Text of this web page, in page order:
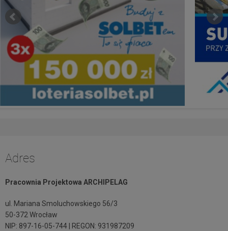
Adres
Pracownia Projektowa ARCHIPELAG
ul. Mariana Smoluchowskiego 56/3
50-372 Wrocław
NIP: 897-16-05-744 | REGON: 931987209